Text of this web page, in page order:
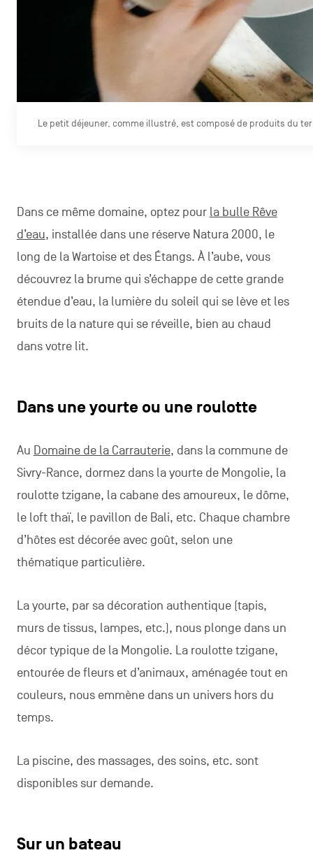
Le petit déjeuner, comme illustré, est composé de produits du
Dans ce même domaine, optez pour la bulle Rêve
d’eau, installée dans une réserve Natura 2000, le
long de la Wartoise et des Étangs. À l’aube, vous
découvrez la brume qui s’échappe de cette grande
étendue d’eau, la lumière du soleil qui se lève et les
bruits de la nature qui se réveille, bien au chaud
dans votre lit.
Dans une yourte ou une roulotte
Au Domaine de la Carrauterie, dans la commune de
Sivry-Rance, dormez dans la yourte de Mongolie, la
roulotte tzigane, la cabane des amoureux, le dôme,
le loft thaï, le pavillon de Bali, etc. Chaque chambre
d’hôtes est décorée avec goût, selon une
thématique particulière.
La yourte, par sa décoration authentique (tapis,
murs de tissus, lampes, etc.), nous plonge dans un
décor typique de la Mongolie. La roulotte tzigane,
entourée de fleurs et d’animaux, aménagée tout en
couleurs, nous emmène dans un univers hors du
temps.
La piscine, des massages, des soins, etc. sont
disponibles sur demande.
Sur un bateau